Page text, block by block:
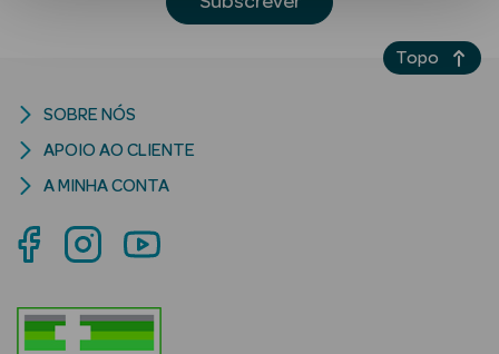
Solares
Rosto
SOBRE NÓS
APOIO AO CLIENTE
A MINHA CONTA
Topo